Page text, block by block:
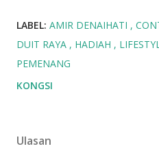
LABEL: AMIR DENAIHATI
DUIT RAYA
HADIAH
PEMENANG
KONGSI
Ulasan